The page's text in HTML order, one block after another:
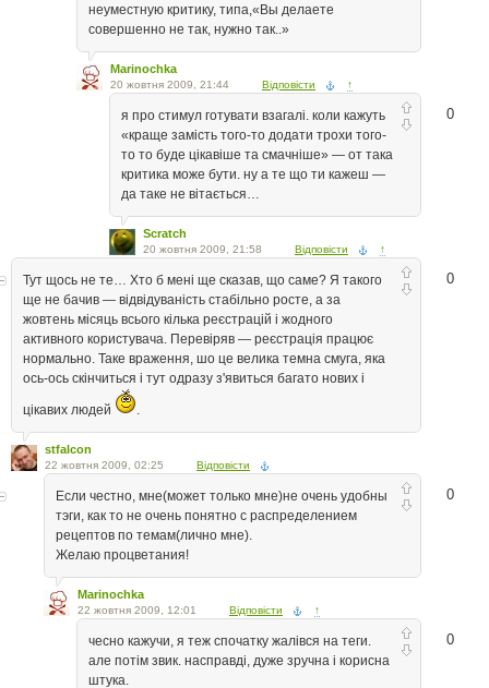
неуместную критику, типа,«Вы делаете
совершенно не так, нужно так..»
Marinochka
20 жовтня 2009, 21:44 Відповісти ↑
0
я про стимул готувати взагалі. коли кажуть
«краще замість того-то додати трохи того-
то то буде цікавіше та смачніше» — от така
критика може бути. ну а те що ти кажеш —
да таке не вітається…
Scratch
20 жовтня 2009, 21:58 Відповісти ↑
0
Тут щось не те… Хто б мені ще сказав, що саме? Я такого
ще не бачив — відвідуваність стабільно росте, а за
жовтень місяць всього кілька реєстрацій і жодного
активного користувача. Перевіряв — реєстрація працює
нормально. Таке враження, шо це велика темна смуга, яка
ось-ось скінчиться і тут одразу з'явиться багато нових і
цікавих людей
stfalcon
22 жовтня 2009, 02:25 Відповісти
0
Если честно, мне(может только мне)не очень удобны
тэги, как то не очень понятно с распределением
рецептов по темам(лично мне).
Желаю процветания!
Marinochka
22 жовтня 2009, 12:01 Відповісти ↑
0
чесно кажучи, я теж спочатку жалівся на теги.
але потім звик. насправді, дуже зручна і корисна
штука.